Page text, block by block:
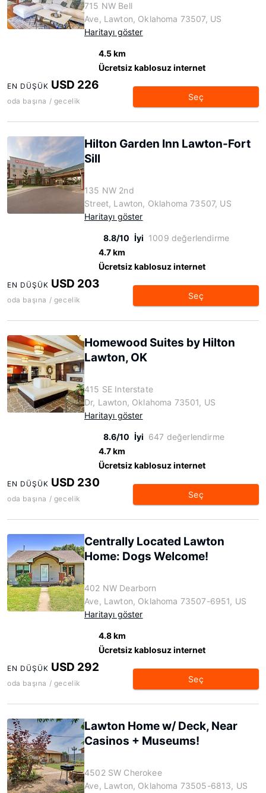
715 NW Bell
Ave, Lawton, Oklahoma 73507, US
Haritayı göster
4.5 km
Ücretsiz kablosuz internet
EN DÜŞÜK USD 226
oda başına / gecelik Seç
Hilton Garden Inn Lawton-Fort
Sill
135 NW 2nd
Street, Lawton, Oklahoma 73507, US
Haritayı göster
8.8/10 İyi 1009 değerlendirme
4.7 km
Ücretsiz kablosuz internet
EN DÜŞÜK USD 203
oda başına / gecelik Seç
Homewood Suites by Hilton
Lawton, OK
415 SE Interstate
Dr, Lawton, Oklahoma 73501, US
Haritayı göster
8.6/10 İyi 647 değerlendirme
4.7 km
Ücretsiz kablosuz internet
EN DÜŞÜK USD 230
oda başına / gecelik Seç
Centrally Located Lawton
Home: Dogs Welcome!
402 NW Dearborn
Ave, Lawton, Oklahoma 73507-6951, US
Haritayı göster
4.8 km
Ücretsiz kablosuz internet
EN DÜŞÜK USD 292
oda başına / gecelik Seç
Lawton Home w/ Deck, Near
Casinos + Museums!
4502 SW Cherokee
Ave, Lawton, Oklahoma 73505-6813, US